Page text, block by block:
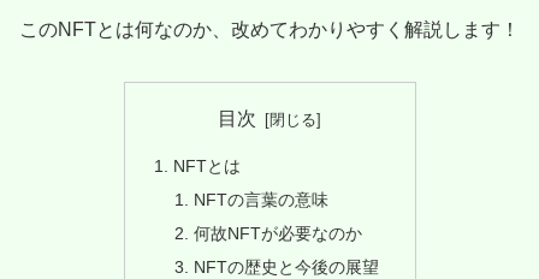
このNFTとは何なのか、改めてわかりやすく解説します！
目次
NFTとは
NFTの言葉の意味
何故NFTが必要なのか
NFTの歴史と今後の展望